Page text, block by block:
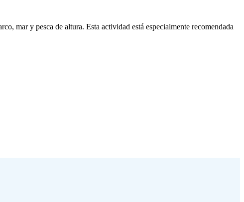
mar y pesca de altura. Esta actividad está especialmente recomendada